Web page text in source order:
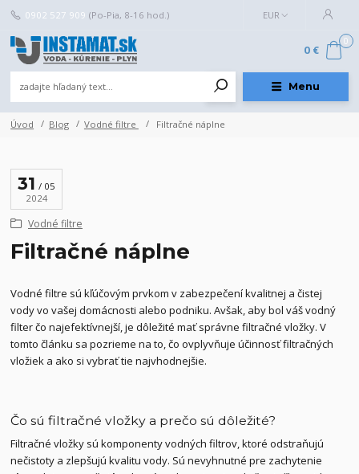
Menu
EUR
0902 527 909 (Po-Pia, 8-16 hod.)
0
0 €
Úvod Blog Vodné filtre Filtračné náplne
31
05
2024
Vodné filtre
Filtračné náplne
Vodné filtre sú kľúčovým prvkom v zabezpečení kvalitnej a čistej
vody vo vašej domácnosti alebo podniku. Avšak, aby bol váš vodný
filter čo najefektívnejší, je dôležité mať správne filtračné vložky. V
tomto článku sa pozrieme na to, čo ovplyvňuje účinnosť filtračných
vložiek a ako si vybrať tie najvhodnejšie.
Čo sú filtračné vložky a prečo sú dôležité?
Filtračné vložky sú komponenty vodných filtrov, ktoré odstraňujú
nečistoty a zlepšujú kvalitu vody. Sú nevyhnutné pre zachytenie